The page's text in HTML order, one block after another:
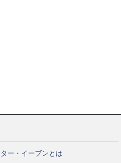
ー・イーブンとは